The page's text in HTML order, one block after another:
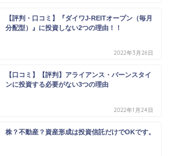
【評判・口コミ】『ダイワJ-REITオープン（毎月
分配型）』に投資しない2つの理由！！
2022年3月26日
【口コミ】【評判】アライアンス・バーンスタイ
ンに投資する必要がない3つの理由
2022年1月24日
株？不動産？資産形成は投資信託だけでOKです。